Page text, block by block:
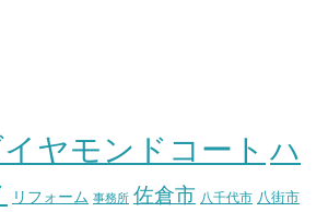
ヤモンドコート ハ
リフォーム 事務所 佐倉市 八千代市 八街市